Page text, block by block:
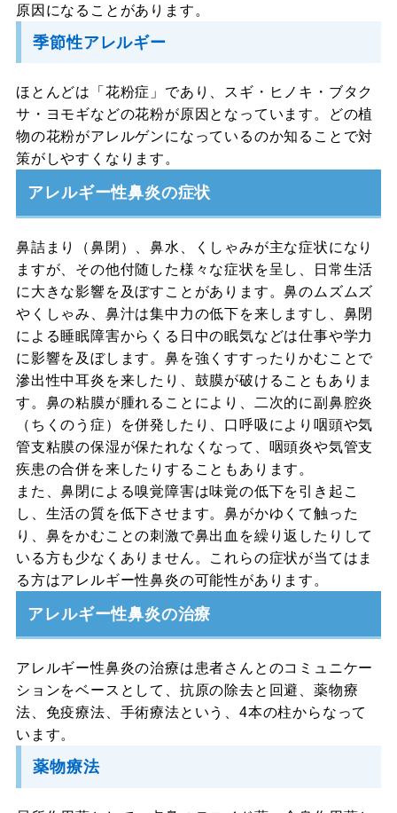
原因になることがあります。
季節性アレルギー
ほとんどは「花粉症」であり、スギ・ヒノキ・ブタク
サ・ヨモギなどの花粉が原因となっています。どの植
物の花粉がアレルゲンになっているのか知ることで対
策がしやすくなります。
アレルギー性鼻炎の症状
鼻詰まり（鼻閉）、鼻水、くしゃみが主な症状になり
ますが、その他付随した様々な症状を呈し、日常生活
に大きな影響を及ぼすことがあります。鼻のムズムズ
やくしゃみ、鼻汁は集中力の低下を来しますし、鼻閉
による睡眠障害からくる日中の眠気などは仕事や学力
に影響を及ぼします。鼻を強くすすったりかむことで
滲出性中耳炎を来したり、鼓膜が破けることもありま
す。鼻の粘膜が腫れることにより、二次的に副鼻腔炎
（ちくのう症）を併発したり、口呼吸により咽頭や気
管支粘膜の保湿が保たれなくなって、咽頭炎や気管支
疾患の合併を来したりすることもあります。
また、鼻閉による嗅覚障害は味覚の低下を引き起こ
し、生活の質を低下させます。鼻がかゆくて触った
り、鼻をかむことの刺激で鼻出血を繰り返したりして
いる方も少なくありません。これらの症状が当てはま
る方はアレルギー性鼻炎の可能性があります。
アレルギー性鼻炎の治療
アレルギー性鼻炎の治療は患者さんとのコミュニケー
ションをベースとして、抗原の除去と回避、薬物療
法、免疫療法、手術療法という、4本の柱からなって
います。
薬物療法